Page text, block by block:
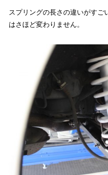
スプリングの長さの違いがすご
はさほど変わりません。